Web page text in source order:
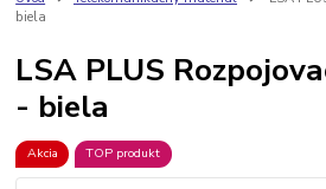
biela
LSA PLUS
- biela
Akcia TOP produkt